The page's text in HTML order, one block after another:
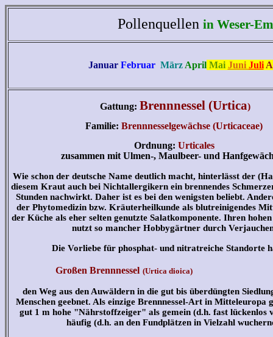
Pollenquellen in Weser-
Januar Februar März April Mai Juni Juli
Gattung: Brennnessel (Urtica)
Familie: Brennnesselgewächse (Urticaceae)
Ordnung: Urticales
zusammen mit Ulmen-, Maulbeer- und
Wie schon der deutsche Name deutlich macht, hinterlässt der
diesem Kraut auch bei Nichtallergikern ein brennendes
Stunden nachwirkt. Daher ist es bei den wenigsten beliebt.
der Phytomedizin bzw. Kräuterheilkunde als blutreinigendes
der Küche als eher selten genutzte Salatkomponente. Ihren
nutzt so mancher Hobbygärtner durch
Die Vorliebe für phosphat- und nitratreiche Standorte
Großen Brennnessel (Urtica dioica)
den Weg aus den Auwäldern in die gut bis überdüngten
Menschen geebnet. Als einzige Brennnessel-Art in Mitteleuropa
gut 1 m hohe "Nährstoffzeiger" als gemein (d.h. fast lückenlos
häufig (d.h. an den Fundplätzen in Vielzahl